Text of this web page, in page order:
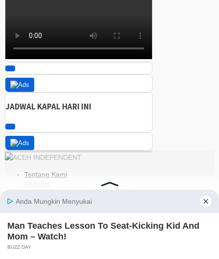
JADWAL KAPAL HARI INI
Tentang Kami
Redaksi
Pedoman Media Siber
Kebijakan Privasi
Jaringan Social